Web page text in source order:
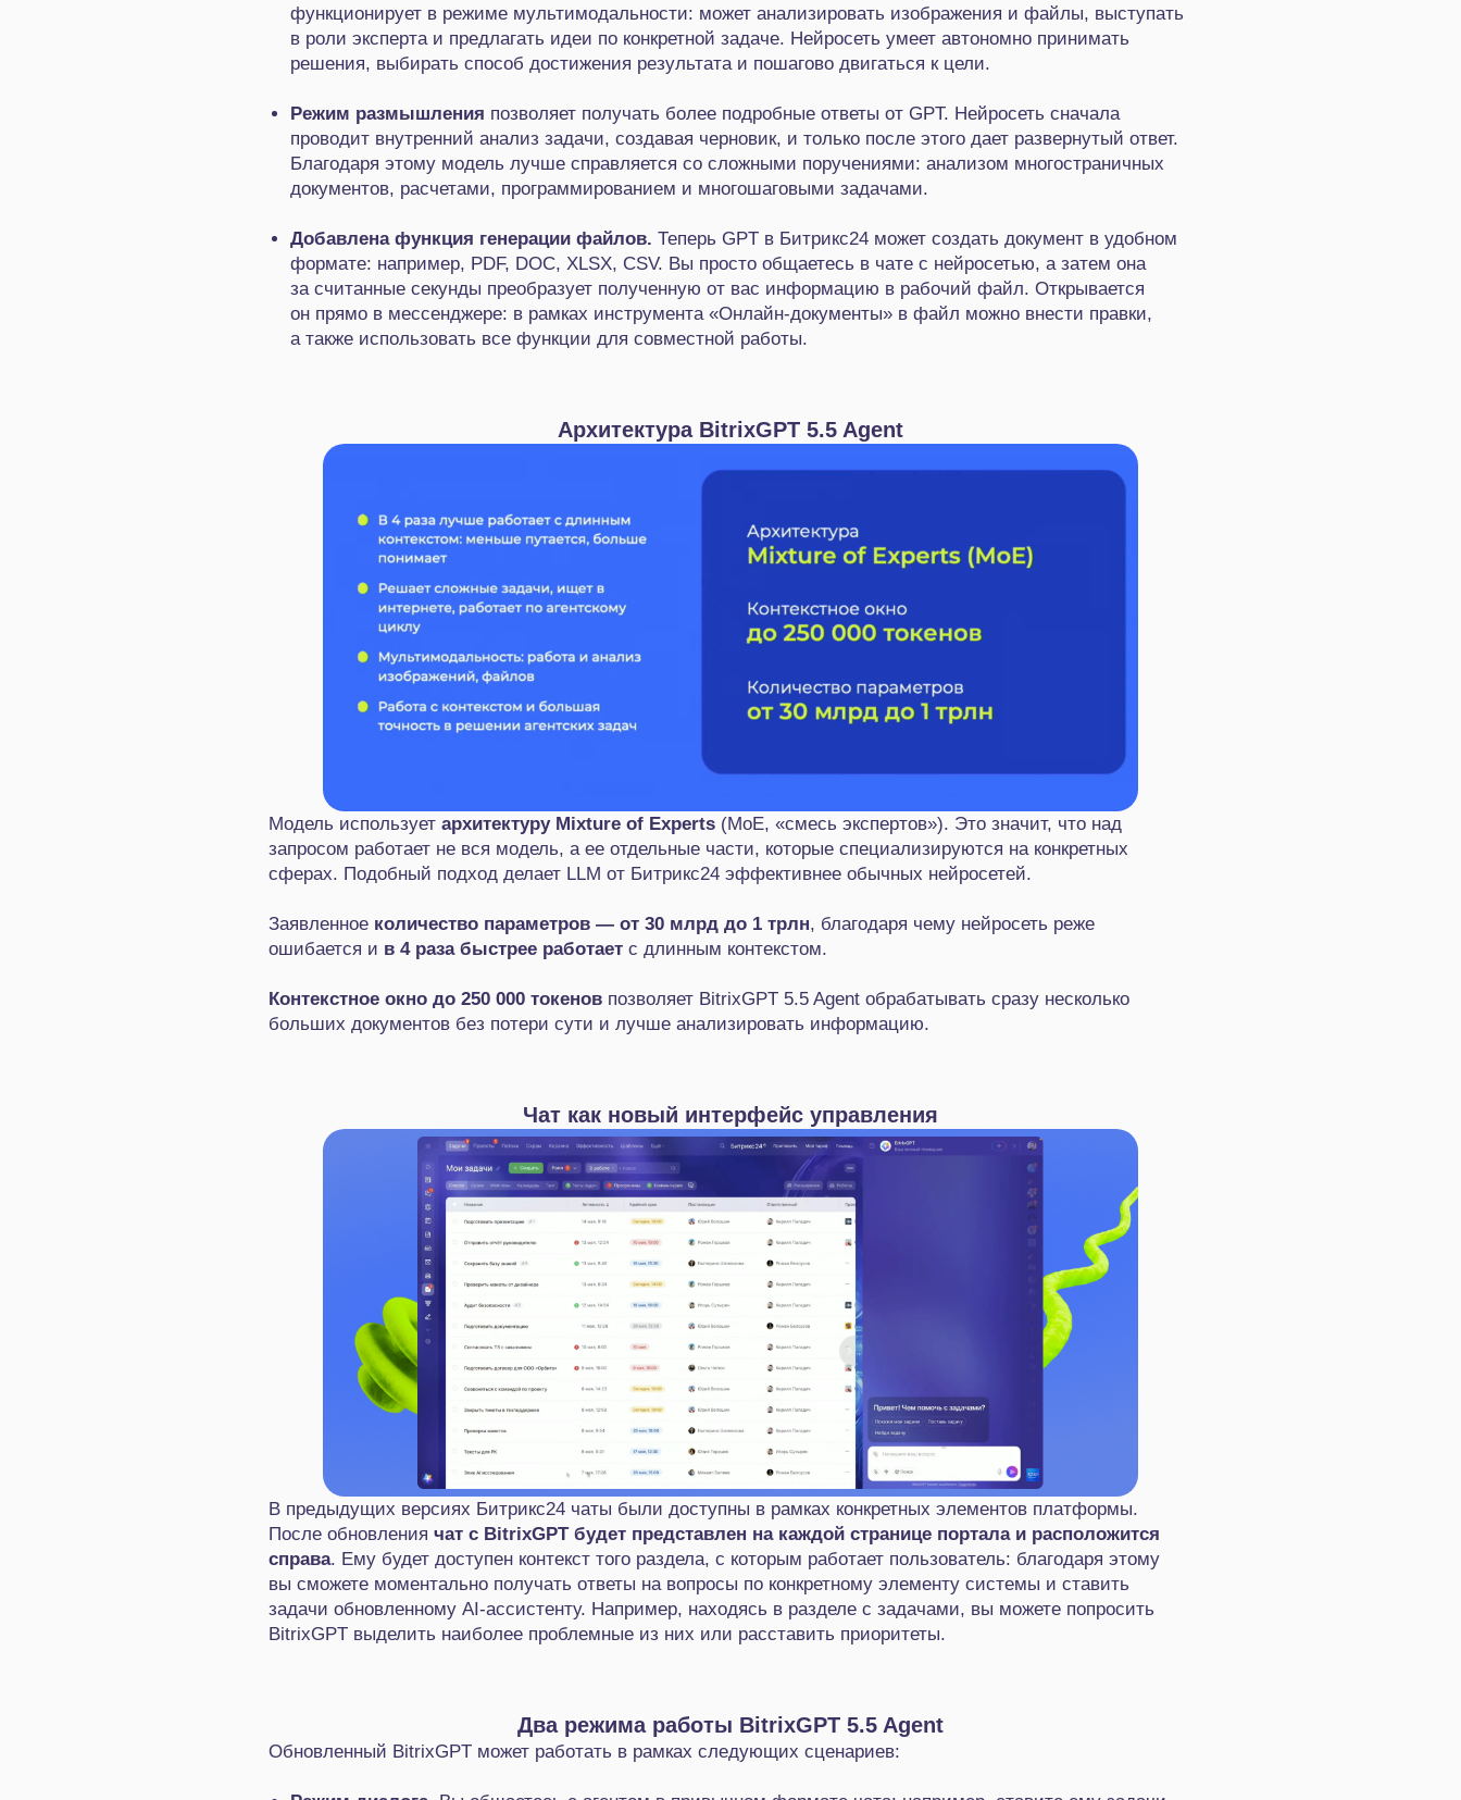
функционирует в режиме мультимодальности: может анализировать изображения и файлы, выступать
в роли эксперта и предлагать идеи по конкретной задаче. Нейросеть умеет автономно принимать
решения, выбирать способ достижения результата и пошагово двигаться к цели.
Режим размышления позволяет получать более подробные ответы от GPT. Нейросеть сначала
проводит внутренний анализ задачи, создавая черновик, и только после этого дает развернутый ответ.
Благодаря этому модель лучше справляется со сложными поручениями: анализом многостраничных
документов, расчетами, программированием и многошаговыми задачами.
Добавлена функция генерации файлов. Теперь GPT в Битрикс24 может создать документ в удобном
формате: например, PDF, DOC, XLSX, CSV. Вы просто общаетесь в чате с нейросетью, а затем она
за считанные секунды преобразует полученную от вас информацию в рабочий файл. Открывается
он прямо в мессенджере: в рамках инструмента «Онлайн‑документы» в файл можно внести правки,
а также использовать все функции для совместной работы.
Архитектура BitrixGPT 5.5 Agent
Модель использует архитектуру Mixture of Experts (MoE, «смесь экспертов»). Это значит, что над
запросом работает не вся модель, а ее отдельные части, которые специализируются на конкретных
сферах. Подобный подход делает LLM от Битрикс24 эффективнее обычных нейросетей.
Заявленное количество параметров — от 30 млрд до 1 трлн, благодаря чему нейросеть реже
ошибается и в 4 раза быстрее работает с длинным контекстом.
Контекстное окно до 250 000 токенов позволяет BitrixGPT 5.5 Agent обрабатывать сразу несколько
больших документов без потери сути и лучше анализировать информацию.
Чат как новый интерфейс управления
В предыдущих версиях Битрикс24 чаты были доступны в рамках конкретных элементов платформы.
После обновления чат с BitrixGPT будет представлен на каждой странице портала и расположится
справа. Ему будет доступен контекст того раздела, с которым работает пользователь: благодаря этому
вы сможете моментально получать ответы на вопросы по конкретному элементу системы и ставить
задачи обновленному AI‑ассистенту. Например, находясь в разделе с задачами, вы можете попросить
BitrixGPT выделить наиболее проблемные из них или расставить приоритеты.
Два режима работы BitrixGPT 5.5 Agent
Обновленный BitrixGPT может работать в рамках следующих сценариев: